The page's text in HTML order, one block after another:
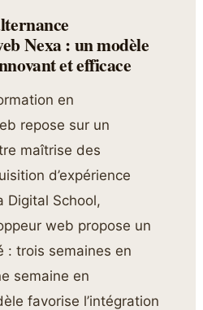
Nexa : un modèle
et efficace
en
repose sur un
maîtrise des
d’expérience
Digital School,
web propose un
: trois semaines en
semaine en
favorise l’intégration